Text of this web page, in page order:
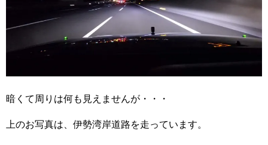
暗くて周りは何も見えませんが・・・
上のお写真は、伊勢湾岸道路を走っています。